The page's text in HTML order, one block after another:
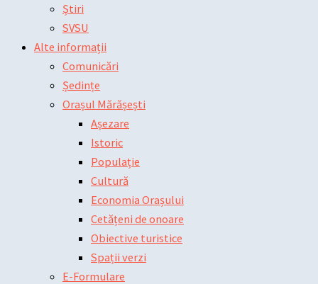
Știri
SVSU
Alte informații
Comunicări
Ședințe
Orașul Mărășești
Așezare
Istoric
Populație
Cultură
Economia Orașului
Cetățeni de onoare
Obiective turistice
Spații verzi
E-Formulare